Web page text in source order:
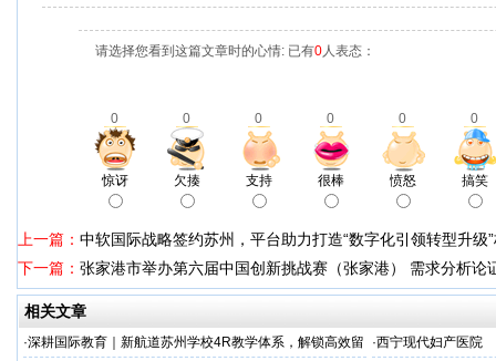
请选择您看到这篇文章时的心情: 已有0人表态：
0 0 0 0 0 0
惊讶 欠揍 支持 很棒 愤怒 搞笑
上一篇： 中软国际战略签约苏州，平台助力打造“数字化引领转型升级
下一篇： 张家港市举办第六届中国创新挑战赛（张家港） 需求分析论
相关文章
·深耕国际教育｜新航道苏州学校4R教学体系，解锁高效留
·西宁现代妇产医院